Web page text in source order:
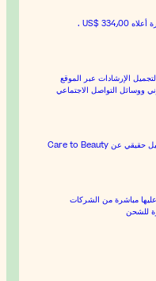
أعلاه US$ 334٫00 .
الإرشادات عبر الموقع
ووسائل التواصل الاجتماعي
الحصول عليها مباشرة من الشركات
للشحن